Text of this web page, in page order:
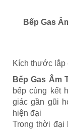
Bếp Gas
Kích thước lắp
Bếp Gas Âm
bếp cùng kết
giác gần gũi
hiện đại
Trong thời đại